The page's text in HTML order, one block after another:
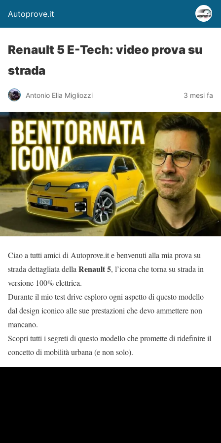
Autoprove.it
Renault 5 E-Tech: video prova su
strada
Antonio Elia Migliozzi 3 mesi fa
Ciao a tutti amici di Autoprove.it e benvenuti alla mia prova su
strada dettagliata dellaRenault 5, l’icona che torna su strada in
versione 100% elettrica.
Durante il mio test drive esploro ogni aspetto di questo modello
dal design iconico alle sue prestazioni che devo ammettere non
mancano.
Scopri tutti i segreti di questo modello che promette di ridefinire il
concetto di mobilità urbana (e non solo).